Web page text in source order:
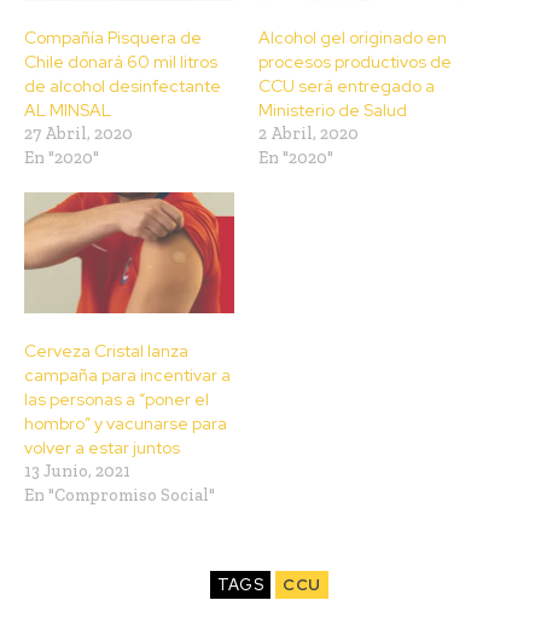
Compañía Pisquera de
Chile donará 60 mil litros
de alcohol desinfectante
AL MINSAL
27 Abril, 2020
En "2020"
Alcohol gel originado en
procesos productivos de
CCU será entregado a
Ministerio de Salud
2 Abril, 2020
En "2020"
Cerveza Cristal lanza
campaña para incentivar a
las personas a “poner el
hombro” y vacunarse para
volver a estar juntos
13 Junio, 2021
En "Compromiso Social"
TAGS CCU